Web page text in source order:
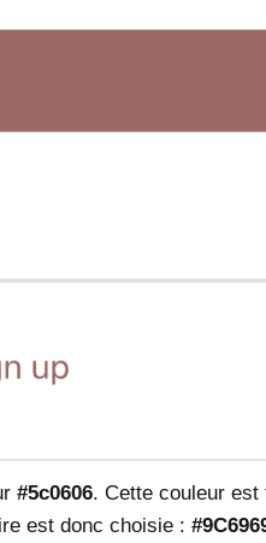
#5c0606. Cette couleur est
est donc choisie :